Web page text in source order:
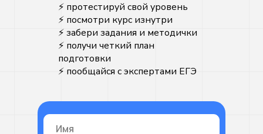
⚡️ протестируй свой уровень
⚡️ посмотри курс изнутри
⚡️ забери задания и методички
⚡️ получи четкий план
подготовки
⚡️ пообщайся с экспертами ЕГЭ